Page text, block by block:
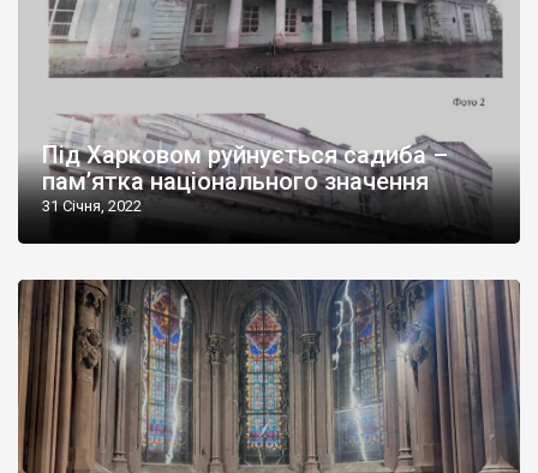
Під Харковом руйнується садиба –
пам’ятка національного значення
31 Січня, 2022